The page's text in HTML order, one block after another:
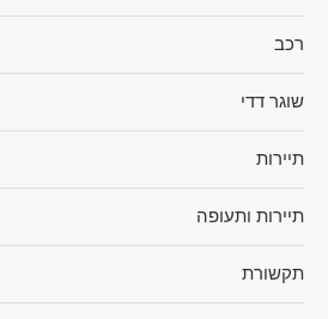
רכב
שוגר דדי
תיירות
תיירות ותעופה
תקשורת